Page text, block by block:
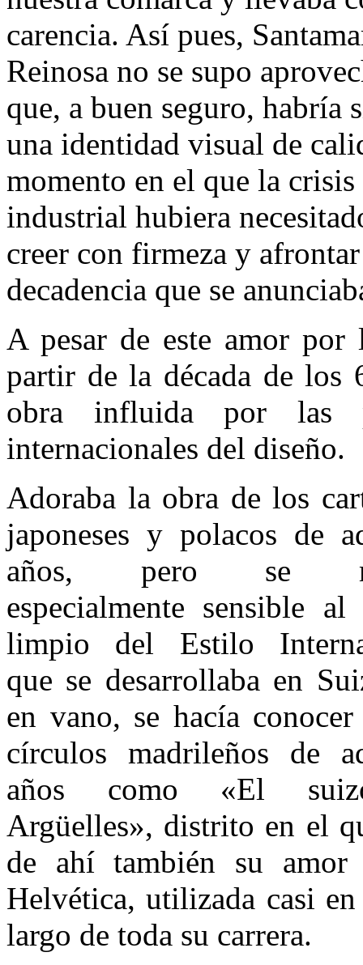
carencia. Así pues,
Reinosa no se supo
que, a buen seguro, habría
una identidad visual de
momento en el que la
industrial hubiera
creer con firmeza y
decadencia que se
A pesar de este amor
partir de la década de los
obra influida por las
internacionales del diseño.
Adoraba la obra de los
japoneses y polacos de
años, pero se
especialmente sensible al
limpio del Estilo
que se desarrollaba en
en vano, se hacía
círculos madrileños de
años como «El
Argüelles», distrito en el
de ahí también su
Helvética, utilizada casi
largo de toda su carrera.